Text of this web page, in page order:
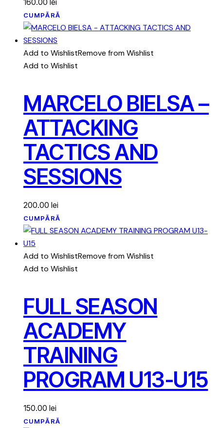
160.00 lei
CUMPĂRĂ
Add to WishlistRemove from Wishlist
Add to Wishlist
MARCELO BIELSA –
ATTACKING
TACTICS AND
SESSIONS
200.00 lei
CUMPĂRĂ
Add to WishlistRemove from Wishlist
Add to Wishlist
FULL SEASON
ACADEMY
TRAINING
PROGRAM U13-U15
150.00 lei
CUMPĂRĂ